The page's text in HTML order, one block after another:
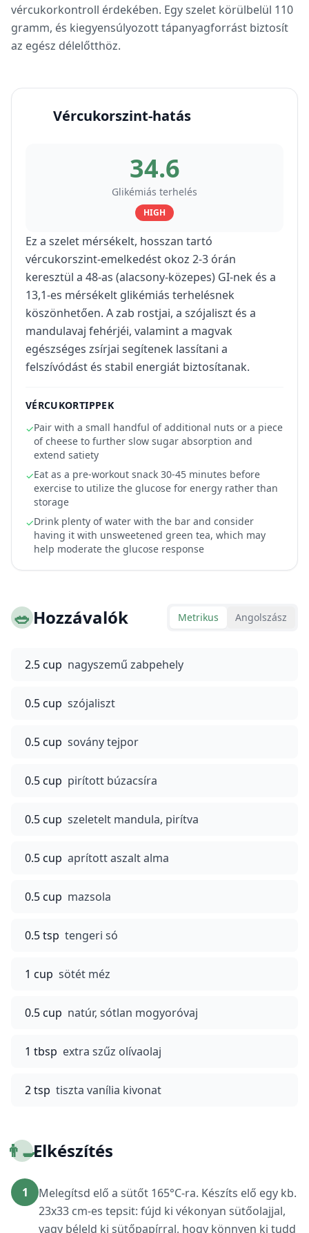
vércukorkontroll érdekében. Egy szelet körülbelül 110
gramm, és kiegyensúlyozott tápanyagforrást biztosít
az egész délelőtthöz.
Vércukorszint-hatás
34.6
Glikémiás terhelés
HIGH
Ez a szelet mérsékelt, hosszan tartó
vércukorszint-emelkedést okoz 2-3 órán
keresztül a 48-as (alacsony-közepes) GI-nek és a
13,1-es mérsékelt glikémiás terhelésnek
köszönhetően. A zab rostjai, a szójaliszt és a
mandulavaj fehérjéi, valamint a magvak
egészséges zsírjai segítenek lassítani a
felszívódást és stabil energiát biztosítanak.
VÉRCUKORTIPPEK
✓Pair with a small handful of additional nuts or a piece
of cheese to further slow sugar absorption and
extend satiety
✓Eat as a pre-workout snack 30-45 minutes before
exercise to utilize the glucose for energy rather than
storage
✓Drink plenty of water with the bar and consider
having it with unsweetened green tea, which may
help moderate the glucose response
🥗Hozzávalók Metrikus Angolszász
2.5 cup nagyszemű zabpehely
0.5 cup szójaliszt
0.5 cup sovány tejpor
0.5 cup pirított búzacsíra
0.5 cup szeletelt mandula, pirítva
0.5 cup aprított aszalt alma
0.5 cup mazsola
0.5 tsp tengeri só
1 cup sötét méz
0.5 cup natúr, sótlan mogyoróvaj
1 tbsp extra szűz olívaolaj
2 tsp tiszta vanília kivonat
👨‍🍳Elkészítés
1
Melegítsd elő a sütőt 165°C-ra. Készíts elő egy kb.
23x33 cm-es tepsit: fújd ki vékonyan sütőolajjal,
vagy béleld ki sütőpapírral, hogy könnyen ki tudd